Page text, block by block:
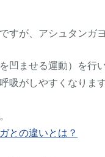
すが、アシュタンガ
凹ませる運動）を行
吸がしやすくなります
との違いとは？